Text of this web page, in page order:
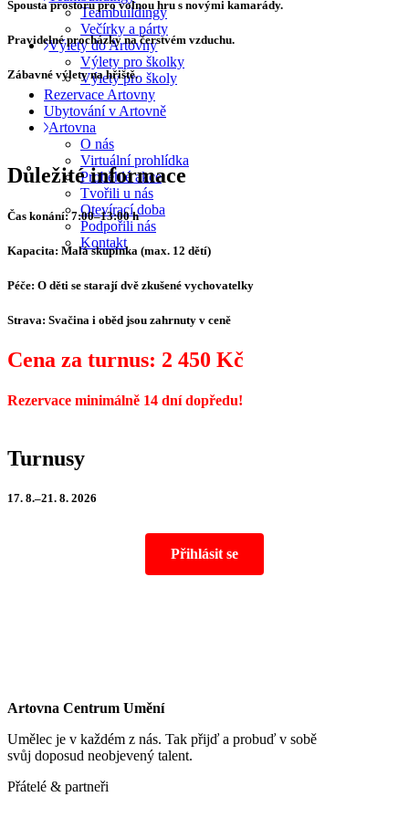
Teambuildingy
Večírky a párty
Výlety do Artovny
Výlety pro školky
Výlety pro školy
Rezervace Artovny
Ubytování v Artovně
Artovna
O nás
Virtuální prohlídka
Proběhlé akce
Tvořili u nás
Otevírací doba
Podpořili nás
Kontakt
Spousta prostoru pro volnou hru s novými kamarády.
Pravidelné procházky na čerstvém vzduchu.
Zábavné výlety na hřiště.
Důležité informace
Čas konání:7:00–13:00 h
Kapacita: Malá skupinka (max. 12 dětí)
Péče: O děti se starají dvě zkušené vychovatelky
Strava: Svačina i oběd jsou zahrnuty v ceně
Cena za turnus: 2 450 Kč
Rezervace minimálně 14 dní dopředu!
Turnusy
17. 8.–21. 8. 2026
Přihlásit se
Artovna Centrum Umění
Umělec je v každém z nás. Tak přijď a probuď v sobě
svůj doposud neobjevený talent.
Přátelé & partneři